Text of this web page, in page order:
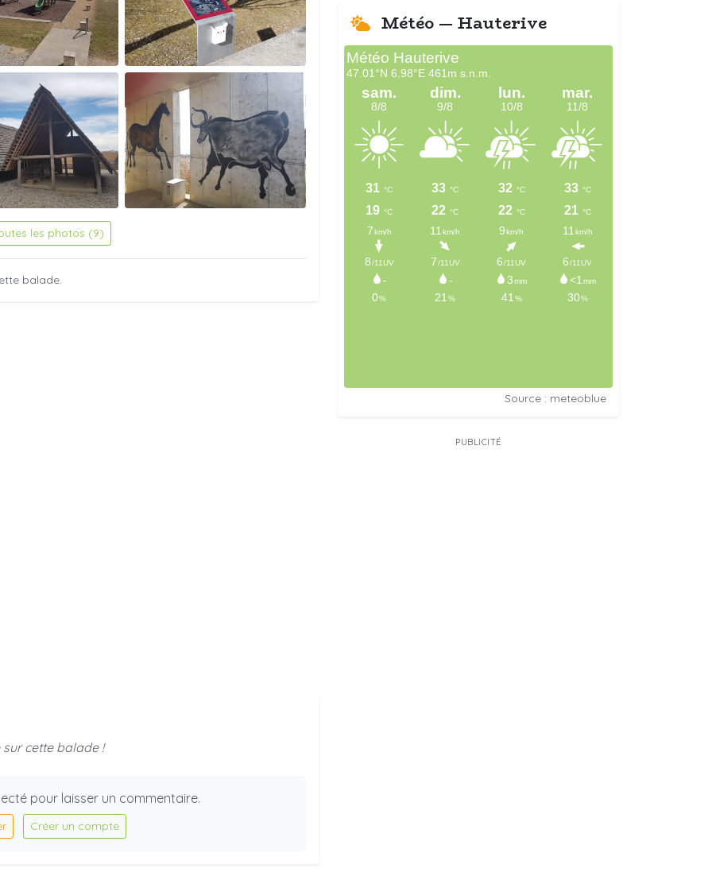
les photos (9)
balade.
Météo — Hauterive
Source : meteoblue
PUBLICITÉ
cette balade !
pour laisser un commentaire.
Créer un compte